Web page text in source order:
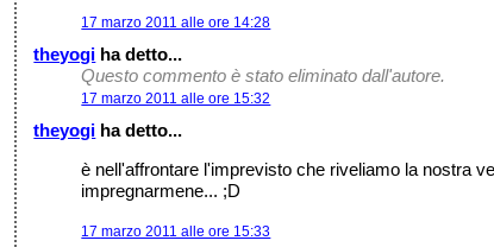
17 marzo 2011 alle ore 14:28
theyogi ha detto...
Questo commento è stato eliminato dall'autore.
17 marzo 2011 alle ore 15:32
theyogi ha detto...
è nell'affrontare l'imprevisto che riveliamo la nostra
impregnarmene... ;D
17 marzo 2011 alle ore 15:33